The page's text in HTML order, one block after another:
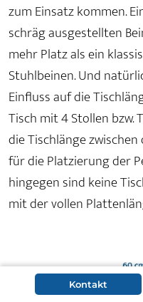
zum Einsatz kommen.
schräg ausgestellten
mehr Platz als ein
Stuhlbeinen. Und
Einfluss auf die
Tisch mit 4 Stollen bzw.
die Tischlänge
für die Platzierung der
hingegen sind keine
mit der vollen
Kontakt